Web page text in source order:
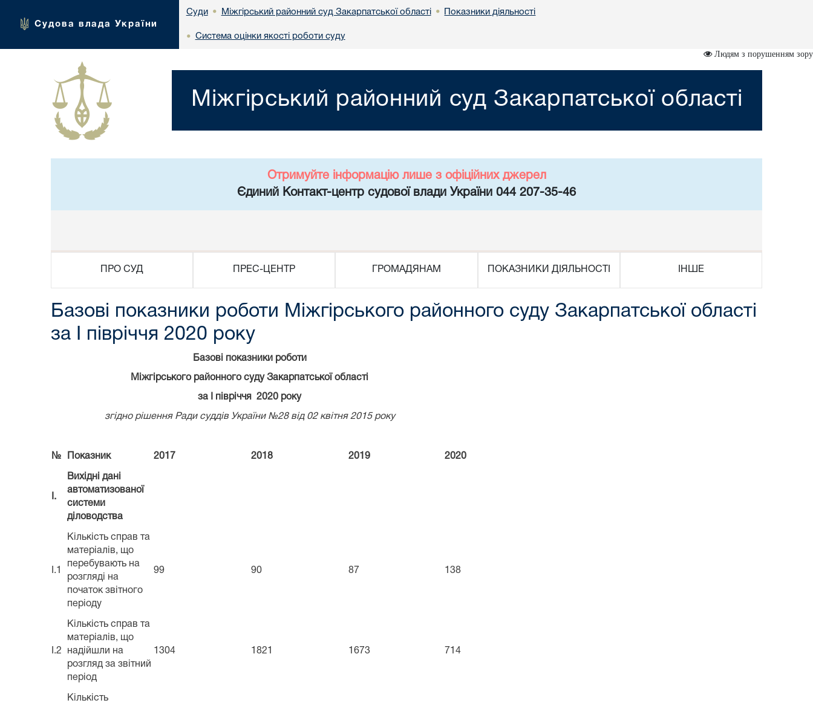
Судова влада України
Суди • Міжгірський районний суд Закарпатської області • Показники діяльності
• Система оцінки якості роботи суду
Людям з порушенням зору
Міжгірський районний суд Закарпатської області
Отримуйте інформацію лише з офіційних джерел
Єдиний Контакт-центр судової влади України 044 207-35-46
ПРО СУД ПРЕС-ЦЕНТР ГРОМАДЯНАМ ПОКАЗНИКИ ДІЯЛЬНОСТІ ІНШЕ
Базові показники роботи Міжгірського районного суду Закарпатської області
за І півріччя 2020 року
Базові показники роботи
Міжгірського районного суду Закарпатської області
за І півріччя 2020 року
згідно рішення Ради суддів України №28 від 02 квітня 2015 року
№ Показник 2017 2018 2019 2020
І.
Вихідні дані
автоматизованої
системи
діловодства
I.1
Кількість справ та
матеріалів, що
перебувають на
розгляді на
початок звітного
періоду
99 90 87 138
I.2
Кількість справ та
матеріалів, що
надійшли на
розгляд за звітний
період
1304 1821 1673 714
Кількість